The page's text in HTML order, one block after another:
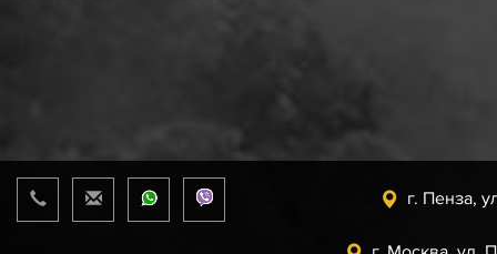
г. Пенза,